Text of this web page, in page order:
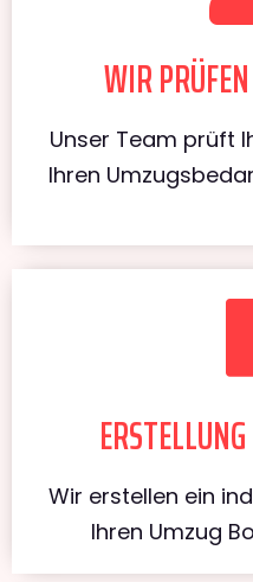
WIR
Unser Team prüft
Ihren
Wir erstellen ein
Ihren Umzug